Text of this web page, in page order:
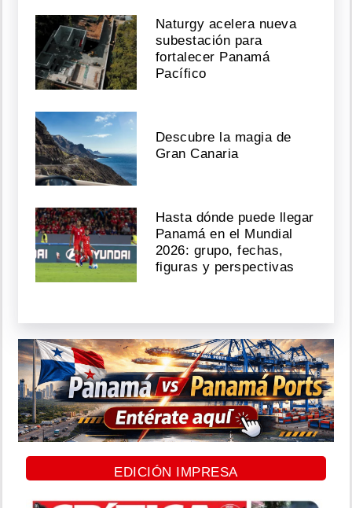
Naturgy acelera nueva
subestación para
fortalecer Panamá
Pacífico
Descubre la magia de
Gran Canaria
Hasta dónde puede llegar
Panamá en el Mundial
2026: grupo, fechas,
figuras y perspectivas
EDICIÓN IMPRESA